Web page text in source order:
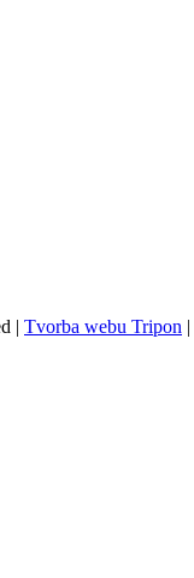
| Tvorba webu Tripon |